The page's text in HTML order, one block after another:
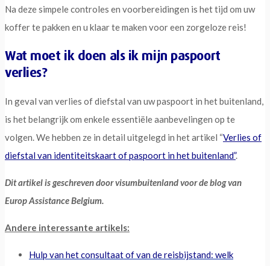
Na deze simpele controles en voorbereidingen is het tijd om uw
koffer te pakken en u klaar te maken voor een zorgeloze reis!
Wat moet ik doen als ik mijn paspoort
verlies?
In geval van verlies of diefstal van uw paspoort in het buitenland,
is het belangrijk om enkele essentiële aanbevelingen op te
volgen. We hebben ze in detail uitgelegd in het artikel “Verlies of
diefstal van identiteitskaart of paspoort in het buitenland”.
Dit artikel is geschreven door visumbuitenland voor de blog van
Europ Assistance Belgium.
Andere interessante artikels:
Hulp van het consultaat of van de reisbijstand: welk